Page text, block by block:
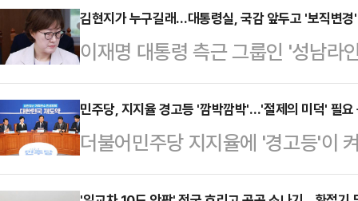
김현지가 누구길래…대통령실, 국감 앞두고 '보직변
이재명 대통령 측근 그룹인 '성남라
실 제1부속실장을 둘러싼 논란이
감 출석 여부가 쟁점이었지만, 대통
정했기 때문이다. 대통령실은 보직
이지만, 야권에선 이례적인 보직변
민주당, 지지율 경고등 '깜박깜박'…'절제의 미덕' 필요
더불어민주당 지지율에 '경고등'이
요하다"는 목소리가 여권 내에서